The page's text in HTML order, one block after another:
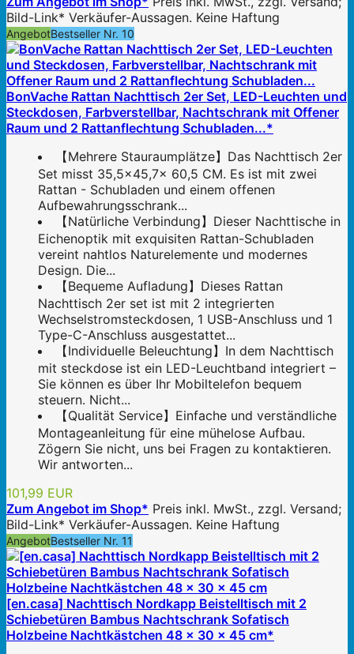
Bild-Link* Verkäufer-Aussagen. Keine Haftung
AngebotBestseller Nr. 10
BonVache Rattan Nachttisch 2er Set, LED-Leuchten und
Steckdosen, Farbverstellbar, Nachtschrank mit Offener
Raum und 2 Rattanflechtung Schubladen...*
【Mehrere Stauraumplätze】Das Nachttisch 2er
Set misst 35,5×45,7× 60,5 CM. Es ist mit zwei
Rattan - Schubladen und einem offenen
Aufbewahrungsschrank...
【Natürliche Verbindung】Dieser Nachttische in
Eichenoptik mit exquisiten Rattan-Schubladen
vereint nahtlos Naturelemente und modernes
Design. Die...
【Bequeme Aufladung】Dieses Rattan
Nachttisch 2er set ist mit 2 integrierten
Wechselstromsteckdosen, 1 USB-Anschluss und 1
Type-C-Anschluss ausgestattet...
【Individuelle Beleuchtung】In dem Nachttisch
mit steckdose ist ein LED-Leuchtband integriert –
Sie können es über Ihr Mobiltelefon bequem
steuern. Nicht...
【Qualität Service】Einfache und verständliche
Montageanleitung für eine mühelose Aufbau.
Zögern Sie nicht, uns bei Fragen zu kontaktieren.
Wir antworten...
101,99 EUR
Zum Angebot im Shop* Preis inkl. MwSt., zzgl. Versand;
Bild-Link* Verkäufer-Aussagen. Keine Haftung
AngebotBestseller Nr. 11
[en.casa] Nachttisch Nordkapp Beistelltisch mit 2
Schiebetüren Bambus Nachtschrank Sofatisch
Holzbeine Nachtkästchen 48 x 30 x 45 cm*